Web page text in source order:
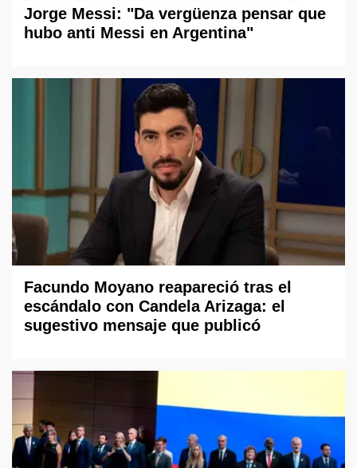
Jorge Messi: "Da vergüenza pensar que
hubo anti Messi en Argentina"
Facundo Moyano reapareció tras el
escándalo con Candela Arizaga: el
sugestivo mensaje que publicó